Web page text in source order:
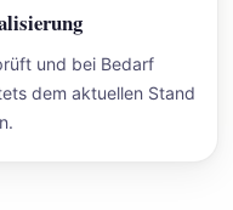
und bei Bedarf
dem aktuellen Stand